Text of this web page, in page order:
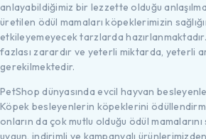
anlayabildiğimiz bir lezzette olduğu
üretilen ödül mamaları köpeklerimizin
etkileyemeyecek tarzlarda
fazlası zarardır ve yeterli miktarda, yeterli
gerekilmektedir.
PetShop dünyasında evcil hayvan
Köpek besleyenlerin köpeklerini
onların da çok mutlu olduğu ödül
uygun, indirimli ve kampanyalı